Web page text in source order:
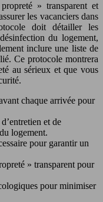
» transparent et
les vacanciers dans
doit détailler les
du logement,
inclure une liste de
Ce protocole montrera
au sérieux et que vous
chaque arrivée pour
et de
logement.
pour garantir un
» transparent pour
pour minimiser